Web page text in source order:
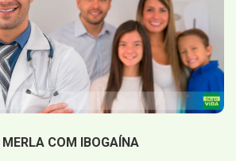
COM IBOGAÍNA